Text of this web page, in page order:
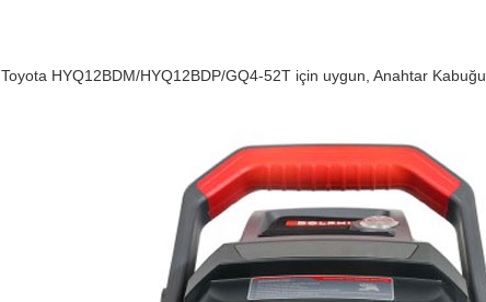
Toyota HYQ12BDM/HYQ12BDP/GQ4-52T için uygun, Anahtar Kabuğu